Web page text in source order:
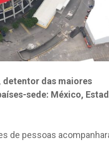
detentor das maiores
sede: México,
de pessoas